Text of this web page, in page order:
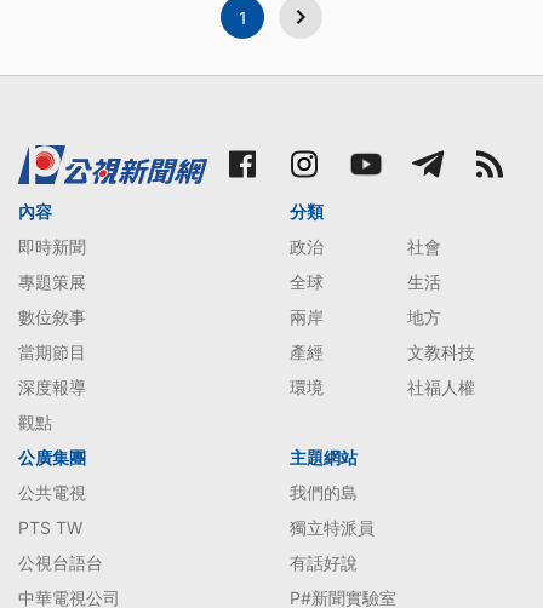
1
內容
即時新聞
專題策展
數位敘事
當期節目
深度報導
觀點
分類
政治
社會
全球
生活
兩岸
地方
產經
文教科技
環境
社福人權
公廣集團
公共電視
PTS TW
公視台語台
中華電視公司
主題網站
我們的島
獨立特派員
有話好說
P#新聞實驗室